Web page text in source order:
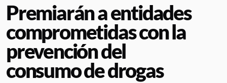
Premiarán a entidades
comprometidas con la
prevención del
consumo de drogas